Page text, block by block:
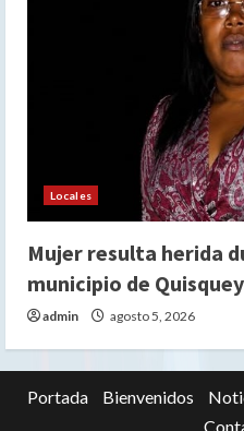
Locales
Mujer resulta herida
municipio de
admin agosto 5, 2026
Portada Bienvenidos